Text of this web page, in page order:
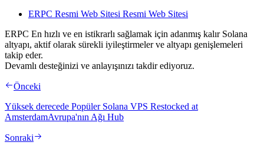
ERPC Resmi Web Sitesi Resmi Web Sitesi
ERPC En hızlı ve en istikrarlı sağlamak için adanmış kalır Solana
altyapı, aktif olarak sürekli iyileştirmeler ve altyapı genişlemeleri
takip eder.
Devamlı desteğinizi ve anlayışınızı takdir ediyoruz.
Önceki
Yüksek derecede Popüler Solana VPS Restocked at
AmsterdamAvrupa'nın Ağı Hub
Sonraki